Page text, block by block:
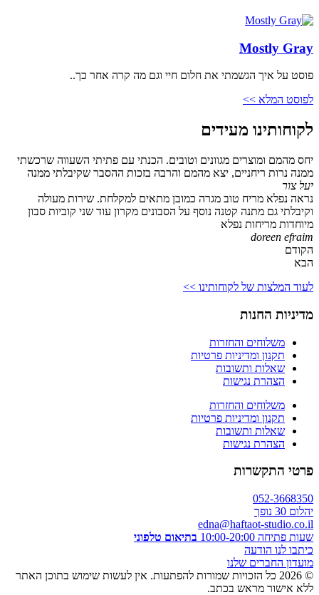
Mostly Gray
פוסט על איך הגשמתי את חלום חיי וגם מה קרה אחר כך..
לפוסט המלא >>
לקוחותינו מעידים
יחס מהמם ומוצרים מגוונים וטובים. הכנתי עם פתיתי השעווה שרכשתי
ממנה נרות ריחניים, יצא מהמם והרבה בזכות ההסבר שקיבלתי ממנה
יעל צור
נראה נפלא מריח טוב מגרה כמובן מתאים למקלחת. שירות מעולה
וקיבלתי גם מתנה קטנה נוסף על הסבונים מקרון עוד שני קוביות סבון
מיוחדות מריחות נפלא
doreen efraim
הקודם
הבא
לעוד המלצות של לקוחותינו >>
מדיניות החנות
משלוחים והחזרות
תקנון ומדיניות פרטיות
שאלות ותשובות
הצהרת נגישות
משלוחים והחזרות
תקנון ומדיניות פרטיות
שאלות ותשובות
הצהרת נגישות
פרטי התקשרות
052-3668350
יהלום 30 נופך
edna@haftaot-studio.co.il
שעות פתיחה 10:00-20:00
בתיאום טלפוני
כיתבו לנו הודעה
מועדון החברים שלנו
© 2026 כל הזכויות שמורות להפתעות. אין לעשות שימוש בתוכן האתר
ללא אישור מראש בכתב.